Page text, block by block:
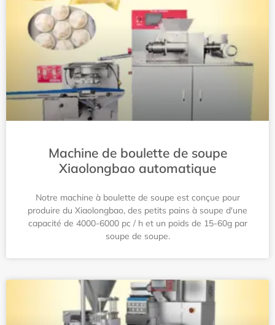
Machine de boulette de soupe
Xiaolongbao automatique
Notre machine à boulette de soupe est conçue pour
produire du Xiaolongbao, des petits pains à soupe d'une
capacité de 4000-6000 pc / h et un poids de 15-60g par
soupe de soupe.